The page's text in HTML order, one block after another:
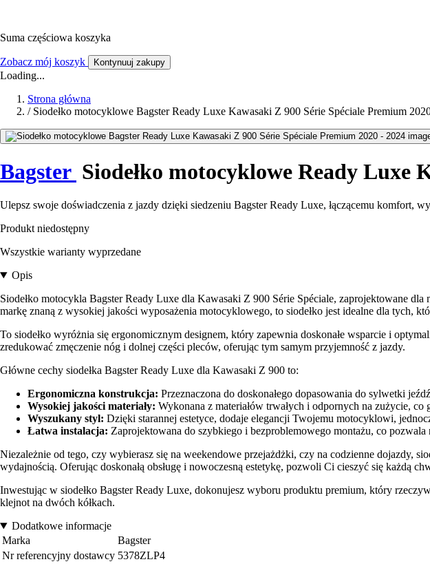
Suma częściowa koszyka
Zobacz mój koszyk Kontynuuj zakupy
Loading...
Strona główna
/ Siodełko motocyklowe Bagster Ready Luxe Kawasaki Z 900 Série Spéciale Premium
Bagster Siodełko motocyklowe Ready Luxe
Ulepsz swoje doświadczenia z jazdy dzięki siedzeniu Bagster Ready Luxe, łączącemu komfort,
Produkt niedostępny
Wszystkie warianty wyprzedane
Opis
Siodełko motocykla Bagster Ready Luxe dla Kawasaki Z 900 Série Spéciale, zaprojektowane
markę znaną z wysokiej jakości wyposażenia motocyklowego, to siodełko jest idealne dla tych,
To siodełko wyróżnia się ergonomicznym designem, który zapewnia doskonałe wsparcie i
zredukować zmęczenie nóg i dolnej części pleców, oferując tym samym przyjemność z jazdy.
Główne cechy siodełka Bagster Ready Luxe dla Kawasaki Z 900 to:
Ergonomiczna konstrukcja: Przeznaczona do doskonałego dopasowania do sylwetki
Wysokiej jakości materiały: Wykonana z materiałów trwałych i odpornych na zużycie, co
Wyszukany styl: Dzięki starannej estetyce, dodaje elegancji Twojemu motocyklowi,
Łatwa instalacja: Zaprojektowana do szybkiego i bezproblemowego montażu, co pozwala
Niezależnie od tego, czy wybierasz się na weekendowe przejażdżki, czy na codzienne dojazdy,
wydajnością. Oferując doskonałą obsługę i nowoczesną estetykę, pozwoli Ci cieszyć się każdą
Inwestując w siodełko Bagster Ready Luxe, dokonujesz wyboru produktu premium, który
klejnot na dwóch kółkach.
Dodatkowe informacje
Marka
Bagster
Nr referencyjny dostawcy 5378ZLP4